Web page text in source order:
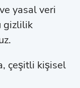
yasal veri
gizlilik
çeşitli kişisel